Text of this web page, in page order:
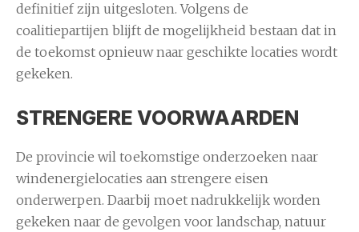
definitief zijn uitgesloten. Volgens de
coalitiepartijen blijft de mogelijkheid bestaan dat in
de toekomst opnieuw naar geschikte locaties wordt
gekeken.
STRENGERE VOORWAARDEN
De provincie wil toekomstige onderzoeken naar
windenergielocaties aan strengere eisen
onderwerpen. Daarbij moet nadrukkelijk worden
gekeken naar de gevolgen voor landschap, natuur